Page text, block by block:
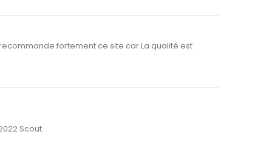
fortement ce site car La qualité est
Scout.